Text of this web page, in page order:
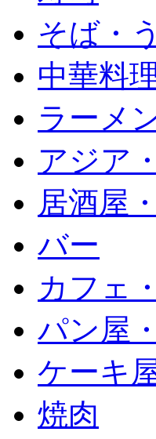
そば・
中華料
ラーメ
アジア
居酒屋
バー
カフェ
パン屋
ケーキ
焼肉